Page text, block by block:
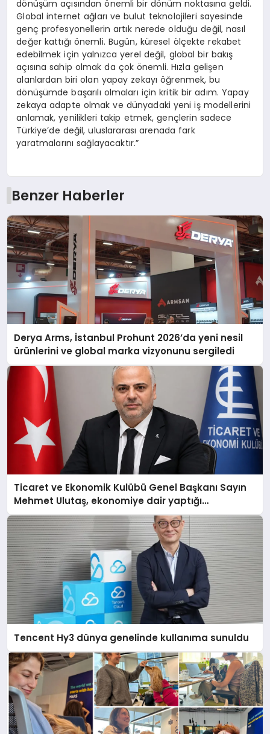
dönüşüm açısından önemli bir dönüm noktasına geldi.
Global internet ağları ve bulut teknolojileri sayesinde
genç profesyonellerin artık nerede olduğu değil, nasıl
değer kattığı önemli. Bugün, küresel ölçekte rekabet
edebilmek için yalnızca yerel değil, global bir bakış
açısına sahip olmak da çok önemli. Hızla gelişen
alanlardan biri olan yapay zekayı öğrenmek, bu
dönüşümde başarılı olmaları için kritik bir adım. Yapay
zekaya adapte olmak ve dünyadaki yeni iş modellerini
anlamak, yenilikleri takip etmek, gençlerin sadece
Türkiye’de değil, uluslararası arenada fark
yaratmalarını sağlayacaktır.”
Benzer Haberler
Derya Arms, İstanbul Prohunt 2026’da yeni nesil
ürünlerini ve global marka vizyonunu sergiledi
Ticaret ve Ekonomik Kulübü Genel Başkanı Sayın
Mehmet Ulutaş, ekonomiye dair yaptığı
açıklamada şunları kaydetti:
Tencent Hy3 dünya genelinde kullanıma sunuldu